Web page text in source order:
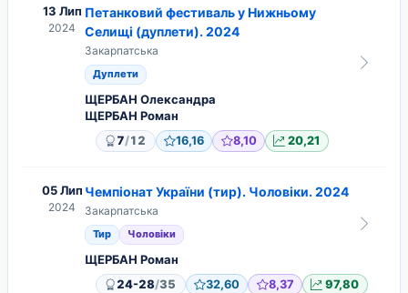
13 Лип
2024
Петанковий фестиваль у Нижньому
Селищі (дуплети). 2024
Закарпатська
Дуплети
ЩЕРБАН Олександра
ЩЕРБАН Роман
7/12 16,16 8,10 20,21
05 Лип
2024
Чемпіонат України (тир). Чоловіки. 2024
Закарпатська
Тир Чоловіки
ЩЕРБАН Роман
24-28/35 32,60 8,37 97,80